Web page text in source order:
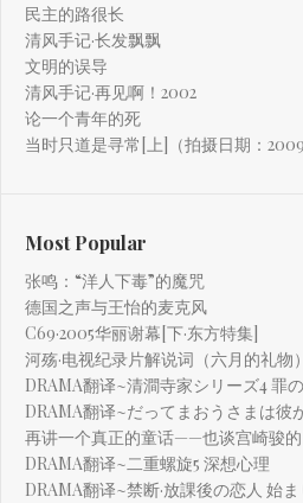
民主的路很长
清风手记·长发飘飘
文明的误导
清风手记·再见啊！2002
论一个青年的死
当时只道是寻常[上]（拍摄日期：2009
Most Popular
张鸣：“洋人下毒”的魔咒
德国之声与王怡的麦克风
C69·2005华丽谢幕[下·东方特集]
河殇·电视纪录片解说词（六月的礼物）
DRAMA翻译~清澗寺家シリーズ4 罪
DRAMA翻译~だってまおうさまは彼
再讲一个真正的童话——也谈宫崎骏的
DRAMA翻译~二重螺旋5 深想心理
DRAMA翻译~禁断·放課後の恋人 始